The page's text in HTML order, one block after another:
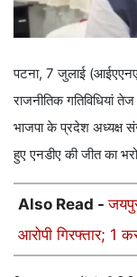
पटना, 7 जुलाई
राजनीतिक गतिविधियां
भाजपा के प्रदेश अध्यक्ष
हुए एनडीए की जीत का
Also Read -
आरोपी गिरफ्तार; 1